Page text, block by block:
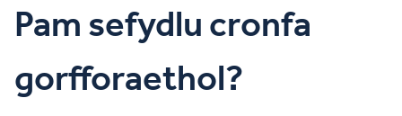
Pam sefydlu cronfa
gorfforaethol?